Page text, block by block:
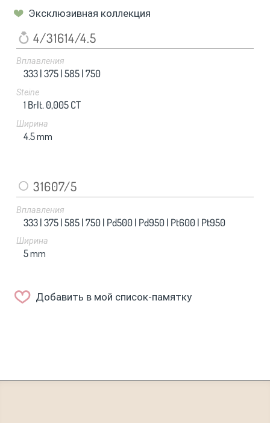
Эксклюзивная коллекция
4/31614/4.5
Вплавления
333 |375 |585 |750
Steine
1 Brlt. 0,005 CT
Ширина
4.5mm
31607/5
Вплавления
333 |375 |585 |750 | Pd500 | Pd950 | Pt600 | Pt950
Ширина
5mm
Добавить в мой список-памятку